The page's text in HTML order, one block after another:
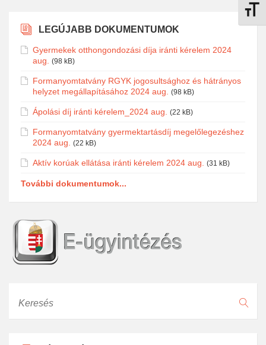
LEGÚJABB DOKUMENTUMOK
Gyermekek otthongondozási díja iránti kérelem 2024
aug.
(98 kB)
Formanyomtatvány RGYK jogosultsághoz és hátrányos
helyzet megállapításához 2024 aug.
(98 kB)
Ápolási díj iránti kérelem_2024 aug. (22 kB)
Formanyomtatvány gyermektartásdíj megelőlegezéshez
2024 aug.
(22 kB)
Aktív korúak ellátása iránti kérelem 2024 aug. (31 kB)
További dokumentumok...